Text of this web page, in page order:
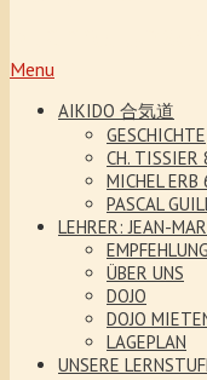
Menu
AIKIDO 合気道
GESCHICHTE
CH. TISSIER
MICHEL ERB
PASCAL
LEHRER: JEAN-
EMPFEHLUNG
ÜBER UNS
DOJO
DOJO
LAGEPLAN
UNSERE